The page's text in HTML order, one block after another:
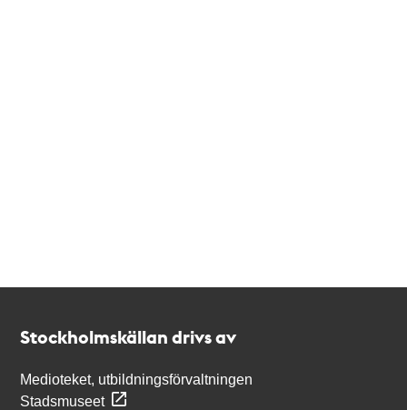
Stockholmskällan drivs av
Medioteket, utbildningsförvaltningen
Stadsmuseet